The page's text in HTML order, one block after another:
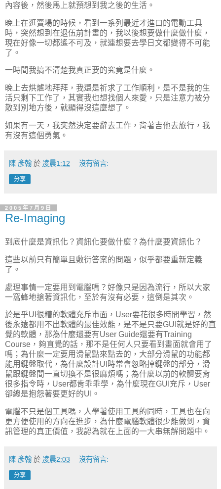
內容後，然後馬上就預想到我之後的生活。
晚上在逛賣場的時候，看到一系列最近才進口的電動工具
時，突然想到在退伍前計畫的，我以後想要做什麼做什麼，
現在好像一切都遙不可及，就連想要去學日文都變得不可能
了。
一時間我搞不清楚我真正要的究竟是什麼。
晚上去烘爐地拜拜，我還是祈求了工作順利，是不是我的生
活只剩下工作了，其實我也想找個人來愛，只是注意力被分
散到別地方後，就顯得沒這麼想了。
如果有一天，我突然決定要辭去工作，背著吉他去旅行，我
有沒有這個勇氣。
陳 彥翰 於 凌晨1:12 沒有留言:
分享
2005年7月9日
Re-Imaging
到底什麼是資訊化？資訊化要做什麼？為什麼要資訊化？
這些以前只有簡單且敷衍答案的問題，似乎都要重新定義
了。
處理事情一定要用到電腦嗎？好像只是因為流行，所以大家
一窩蜂地搶著資訊化，至於有沒有必要，這倒是其次。
於是乎UI很糟的軟體充斥市面，User要花很多時間學習，然
後永遠都用不出軟體的最佳效能，是不是只要GUI就是好的直
覺的軟體，那為什麼還要有User Guide還要有Training
Course，夠直覺的話，那不是任何人只要看到畫面就會用了
嗎；為什麼一定要用滑鼠點來點去的，大部分滑鼠的功能都
能用鍵盤取代，為什麼設計UI時常會忽略掉鍵盤的部分，滑
鼠跟鍵盤間一直切換不是很麻煩嗎；為什麼以前的軟體要背
很多指令時，User都肯乖乖學，為什麼現在GUI充斥，User
卻總是抱怨著要更好的UI。
電腦不只是個工具嗎，人學著使用工具的同時，工具也在向
更方便使用的方向在進步，為什麼電腦軟體很少能做到，資
訊管理的真正價值，我認為就在上面的一大串無解問題中。
陳 彥翰 於 凌晨2:03 沒有留言:
分享